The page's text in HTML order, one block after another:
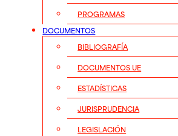
PROGRAMAS
DOCUMENTOS
BIBLIOGRAFÍA
DOCUMENTOS UE
ESTADÍSTICAS
JURISPRUDENCIA
LEGISLACIÓN